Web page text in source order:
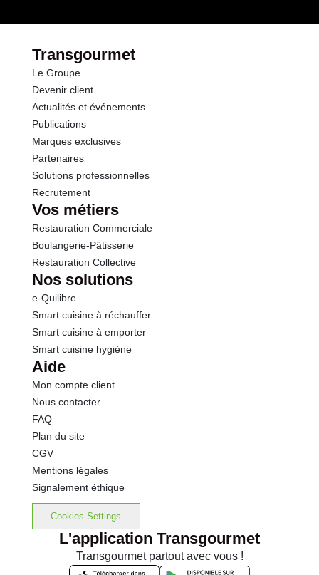
Transgourmet
Le Groupe
Devenir client
Actualités et événements
Publications
Marques exclusives
Partenaires
Solutions professionnelles
Recrutement
Vos métiers
Restauration Commerciale
Boulangerie-Pâtisserie
Restauration Collective
Nos solutions
e-Quilibre
Smart cuisine à réchauffer
Smart cuisine à emporter
Smart cuisine hygiène
Aide
Mon compte client
Nous contacter
FAQ
Plan du site
CGV
Mentions légales
Signalement éthique
Cookies Settings
L'application Transgourmet
Transgourmet partout avec vous !